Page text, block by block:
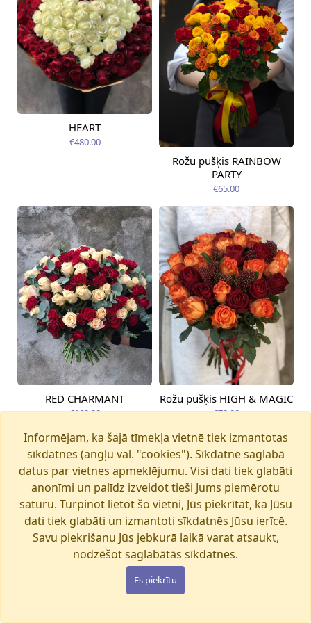
Pieejams šodien
HEART
€480.00
Pieejams šodien
Rožu pušķis RAINBOW
PARTY
€65.00
Pieejams šodien
RED CHARMANT
€160.00
Pieejams šodien
Rožu pušķis HIGH & MAGIC
€70.00
Informējam, ka šajā tīmekļa vietnē tiek izmantotas
sīkdatnes (angļu val. "cookies"). Sīkdatne saglabā
datus par vietnes apmeklējumu. Visi dati tiek glabāti
anonīmi un palīdz izveidot tieši Jums piemērotu
saturu. Turpinot lietot šo vietni, Jūs piekrītat, ka Jūsu
dati tiek glabāti un izmantoti sīkdatnēs Jūsu ierīcē.
Savu piekrišanu Jūs jebkurā laikā varat atsaukt,
nodzēšot saglabātās sīkdatnes.
Es piekrītu